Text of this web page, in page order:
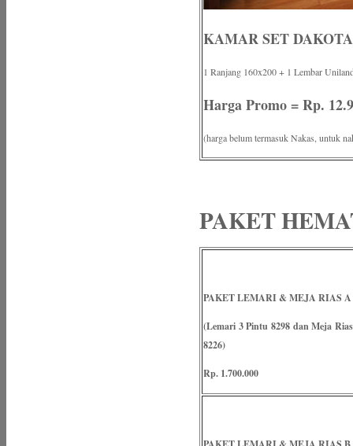
KAMAR SET
1 Ranjang 160x200 + 1 Lembar
Harga Promo = Rp.
(harga belum termasuk Nakas, untuk
PAKET
PAKET LEMARI & MEJA RIAS A
(Lemari 3 Pintu 8298 dan Meja Rias
8226)
Rp. 1.700.000